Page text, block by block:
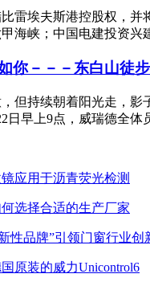
雷埃夫斯港控股权，
海峡；中国电建投资
你－－－东白山徒
但持续朝着阳光走，
日早上9点，威瑞德全
应用于沥青荧光检测
选择合适的生产厂家
性品牌”引领门窗行业创
原装的威力Unicontrol6